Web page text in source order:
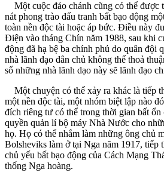
Một cuộc đảo chánh cũng có thể được
nát phong trào đấu tranh bất bạo động
toàn nền độc tài hoặc áp bức. Điều này
Điện vào tháng Chín năm 1988, sau khi
động đã hạ bệ ba chính phủ do quân đội
nhà lãnh đạo dân chủ không thể thoả
số những nhà lãnh dạo này sẽ lãnh đạo
Một chuyện có thể xảy ra khác là tiếp
một nền độc tài, một nhóm biệt lập nào
đích riêng tư có thể trong thời gian bất
quyền quản lí bộ máy Nhà Nước cho
họ. Họ có thể nhắm làm những ông chủ
Bolsheviks làm ở tại Nga năm 1917, tiếp
chủ yếu bất bạo động của Cách Mạng
thống Nga hoàng.